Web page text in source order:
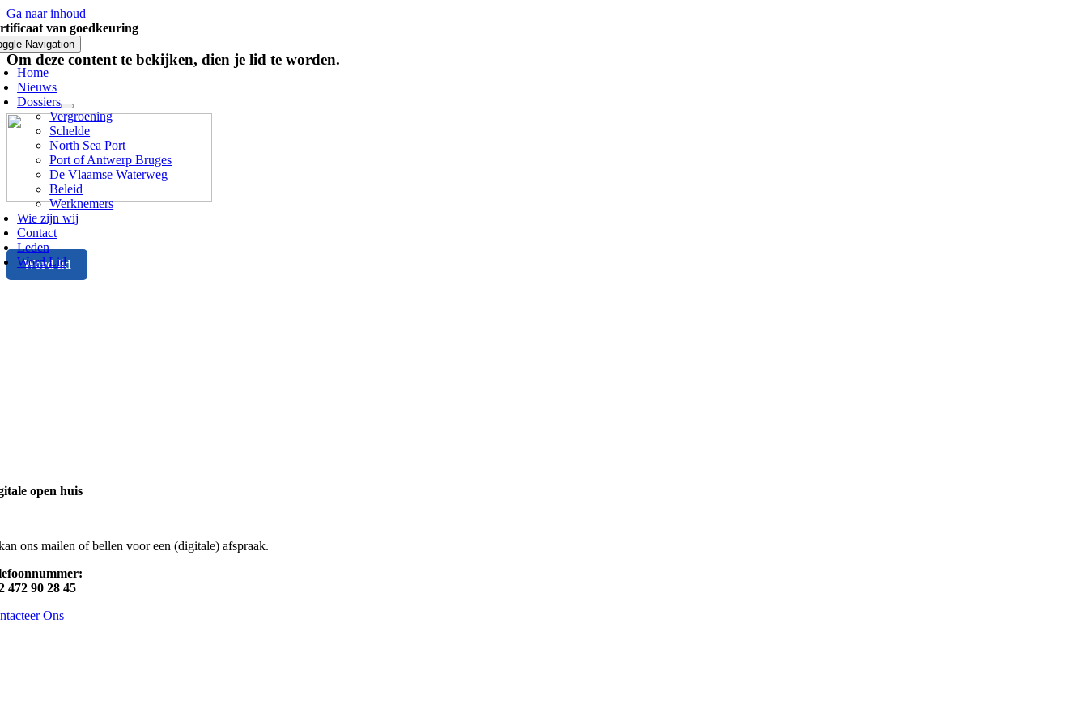
Ga naar inhoud
Navigation
Home
Nieuws
Dossiers
Vergroening
Schelde
North Sea Port
Port of Antwerp Bruges
De Vlaamse Waterweg
Beleid
Werknemers
Wie zijn wij
Contact
Leden
Word Lid
van goedkeuring
Om deze content te bekijken, dien je lid te worden.
Word lid
open huis
ons mailen ofbellen voor een (digitale) afspraak.
472 90 28 45
Ons